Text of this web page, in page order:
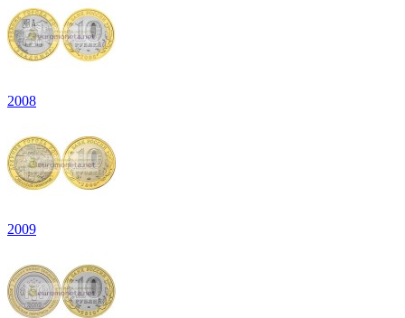
2008
2009